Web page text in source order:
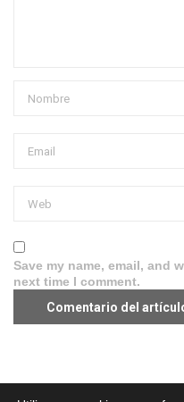
Save my name, email, and
next time I comment.
Aviso legal·Política de